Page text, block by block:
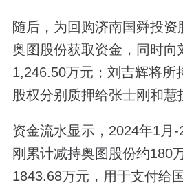
随后，为回购济南国舜投
奥图股份获取资金，同时向
1,246.50万元；刘吉辉将所
股权分别质押给张士刚和慧
资金流水显示，2024年1月
刚累计减持奥图股份约180
1843.68万元，用于支付给